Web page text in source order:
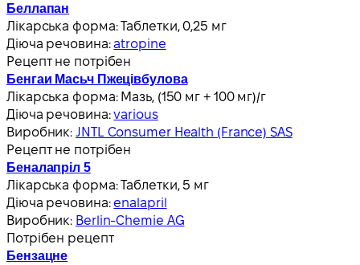
Беллапан
Лікарська форма:Таблетки, 0,25 мг
Діюча речовина:atropine
Рецепт не потрібен
Бенгаи Масьч Пжецівбулова
Лікарська форма: Мазь, (150 мг + 100 мг)/г
Діюча речовина:various
Виробник:JNTL Consumer Health (France) SAS
Рецепт не потрібен
Беналапріл 5
Лікарська форма:Таблетки, 5 мг
Діюча речовина: enalapril
Виробник: Berlin-Chemie AG
Потрібен рецепт
Бензацне